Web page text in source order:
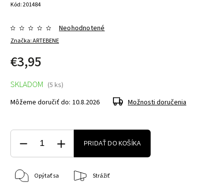
Kód:201484
Značka:ARTEBENE
Neohodnotené
€3,95
SKLADOM (5 ks)
Môžeme doručiť do: 10.8.2026 Možnosti doručenia
PRIDAŤ DO KOŠÍKA
Opýtať sa Strážiť